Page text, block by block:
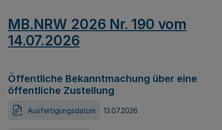
MB.NRW 2026 Nr. 190 vom
14.07.2026
Öffentliche Bekanntmachung über eine
öffentliche Zustellung
Ausfertigungsdatum 13.07.2026